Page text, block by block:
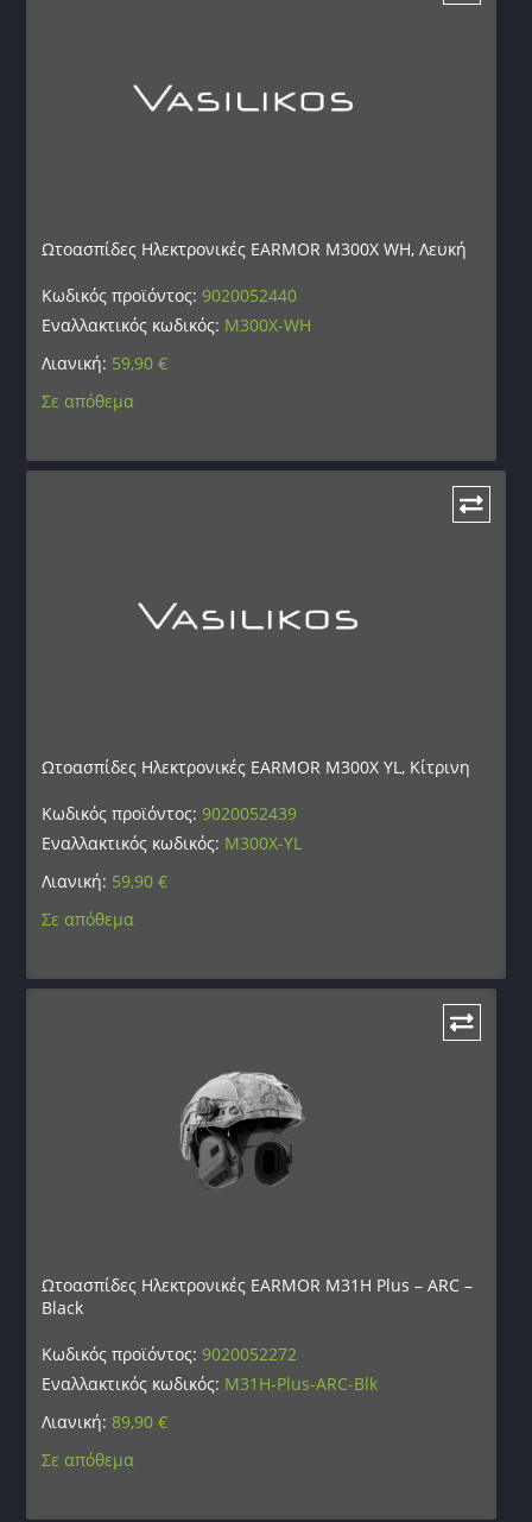
Ωτοασπίδες Ηλεκτρονικές EARMOR M300X WH, Λευκή
Κωδικός προϊόντος:9020052440
Εναλλακτικός κωδικός: M300X-WH
Λιανική: 59,90€
Σε απόθεμα
Ωτοασπίδες Ηλεκτρονικές EARMOR M300X YL, Κίτρινη
Κωδικός προϊόντος:9020052439
Εναλλακτικός κωδικός: M300X-YL
Λιανική: 59,90€
Σε απόθεμα
Ωτοασπίδες Ηλεκτρονικές EARMOR M31H Plus – ARC –
Black
Κωδικός προϊόντος:9020052272
Εναλλακτικός κωδικός: M31H-Plus-ARC-Blk
Λιανική:89,90€
Σε απόθεμα